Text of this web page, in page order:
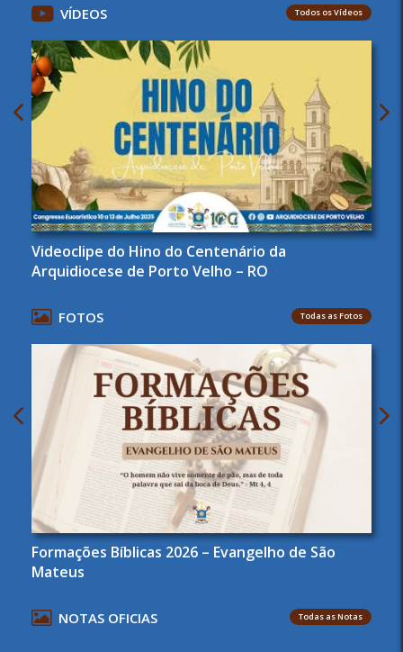
VÍDEOS Todos os Vídeos
Videoclipe do Hino do Centenário da
Arquidiocese de Porto Velho – RO
FOTOS Todas as Fotos
Formações Bíblicas 2026 – Evangelho de São
Mateus
NOTAS OFICIAS Todas as Notas